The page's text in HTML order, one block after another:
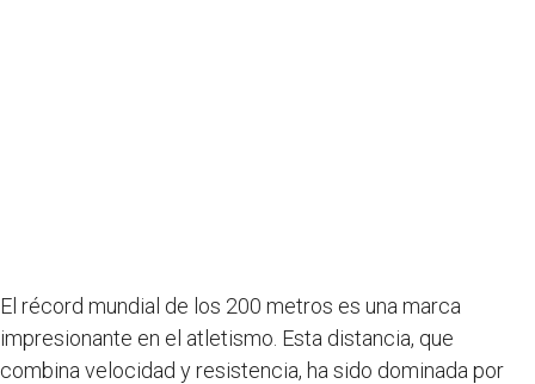
El récord mundial de los 200 metros es una marca
impresionante en el atletismo. Esta distancia, que
combina velocidad y resistencia, ha sido dominada por